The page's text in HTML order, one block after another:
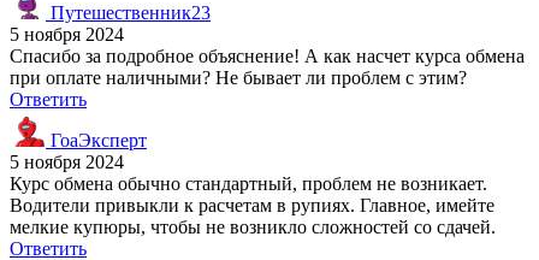
Путешественник23
5 ноября 2024
Спасибо за подробное объяснение! А как насчет курса обмена
при оплате наличными? Не бывает ли проблем с этим?
Ответить
ГоаЭксперт
5 ноября 2024
Курс обмена обычно стандартный, проблем не возникает.
Водители привыкли к расчетам в рупиях. Главное, имейте
мелкие купюры, чтобы не возникло сложностей со сдачей.
Ответить